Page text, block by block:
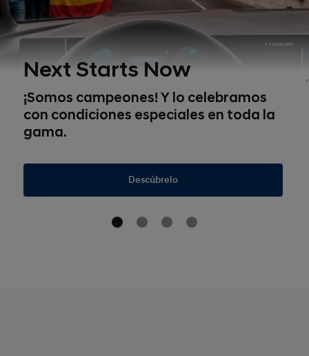
Next Starts Now
¡Somos campeones! Y lo celebramos
con condiciones especiales en toda la
gama.
Descúbrelo